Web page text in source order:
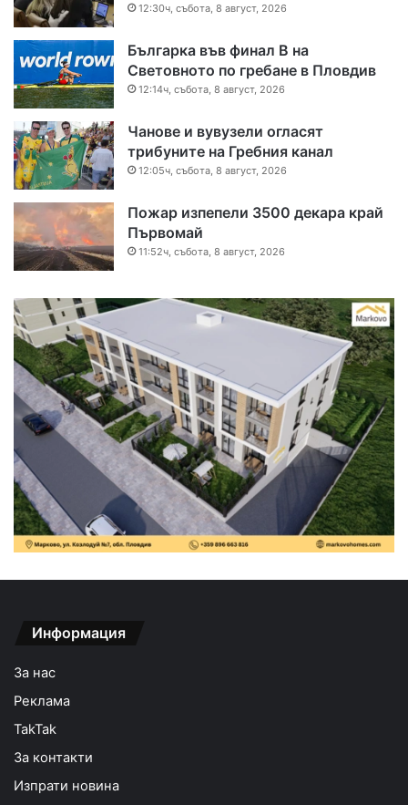
12:30ч, събота, 8 август, 2026
Българка във финал B на
Световното по гребане в Пловдив
12:14ч, събота, 8 август, 2026
Чанове и вувузели огласят
трибуните на Гребния канал
12:05ч, събота, 8 август, 2026
Пожар изпепели 3500 декара край
Първомай
11:52ч, събота, 8 август, 2026
Информация
За нас
Реклама
TakTak
За контакти
Изпрати новина